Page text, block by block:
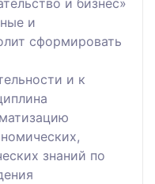
и
сформировать
и к
знаний по